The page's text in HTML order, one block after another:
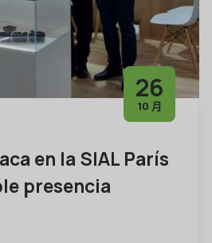
26
10 月
en la SIAL París
presencia